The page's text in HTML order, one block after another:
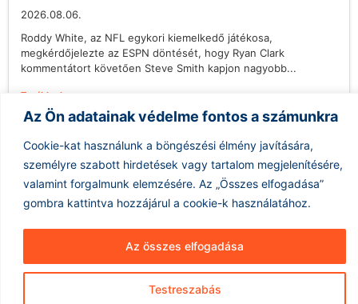
Az Ön adatainak védelme fontos a számunkra
Cookie-kat használunk a böngészési élmény javítására,
személyre szabott hirdetések vagy tartalom megjelenítésére,
valamint forgalmunk elemzésére. Az „Összes elfogadása”
gombra kattintva hozzájárul a cookie-k használatához.
Testreszabás
Az összes elfogadása
2026.08.06.
Roddy White, az NFL egykori kiemelkedő játékosa,
megkérdőjelezte az ESPN döntését, hogy Ryan Clark
kommentátort követően Steve Smith kapjon nagyobb...
Tovább olvasom »
Hírarchívum Impresszum
Adatkezelés